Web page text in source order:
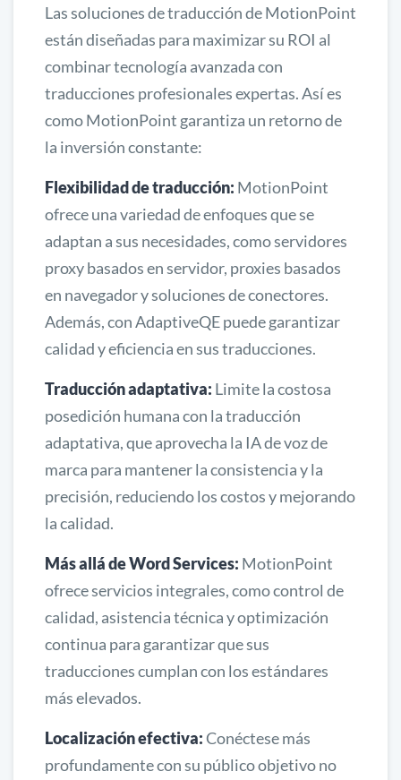
Las soluciones de traducción de MotionPoint
están diseñadas para maximizar su ROI al
combinar tecnología avanzada con
traducciones profesionales expertas. Así es
como MotionPoint garantiza un retorno de
la inversión constante:
Flexibilidad de traducción: MotionPoint
ofrece una variedad de enfoques que se
adaptan a sus necesidades, como servidores
proxy basados en servidor, proxies basados
en navegador y soluciones de conectores.
Además, con AdaptiveQE puede garantizar
calidad y eficiencia en sus traducciones.
Traducción adaptativa: Limite la costosa
posedición humana con la traducción
adaptativa, que aprovecha la IA de voz de
marca para mantener la consistencia y la
precisión, reduciendo los costos y mejorando
la calidad.
Más allá de Word Services: MotionPoint
ofrece servicios integrales, como control de
calidad, asistencia técnica y optimización
continua para garantizar que sus
traducciones cumplan con los estándares
más elevados.
Localización efectiva:Conéctese más
profundamente con su público objetivo no